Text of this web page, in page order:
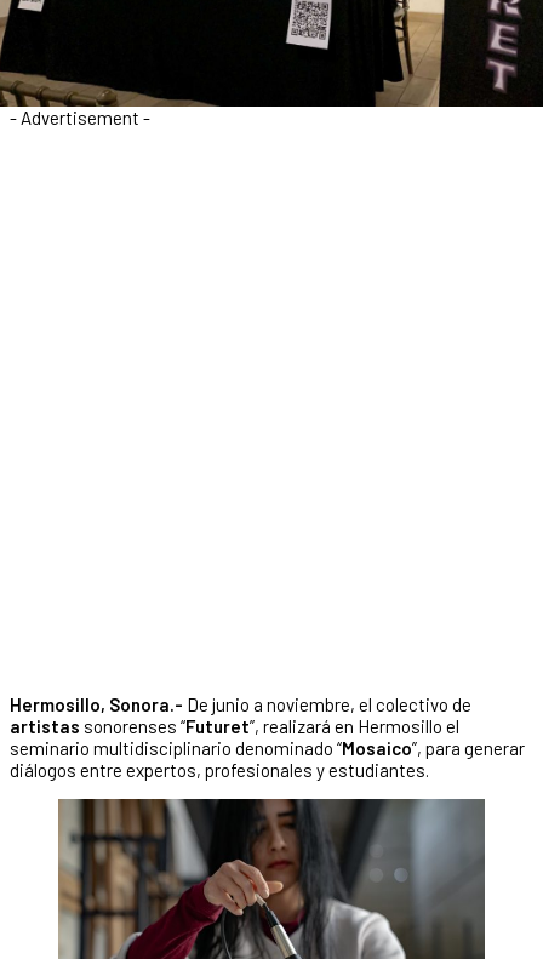
- Advertisement -
Hermosillo, Sonora.- De junio a noviembre, el colectivo de
artistas sonorenses “Futuret”, realizará en Hermosillo el
seminario multidisciplinario denominado “Mosaico”, para generar
diálogos entre expertos, profesionales y estudiantes.